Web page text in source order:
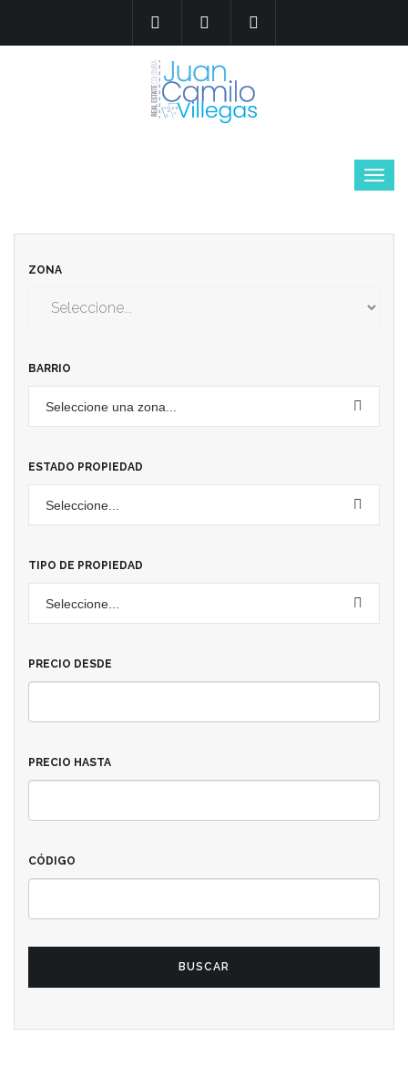
ZONA
BARRIO
Seleccione una zona...
ESTADO PROPIEDAD
Seleccione...
TIPO DE PROPIEDAD
Seleccione...
PRECIO DESDE
PRECIO HASTA
CÓDIGO
BUSCAR